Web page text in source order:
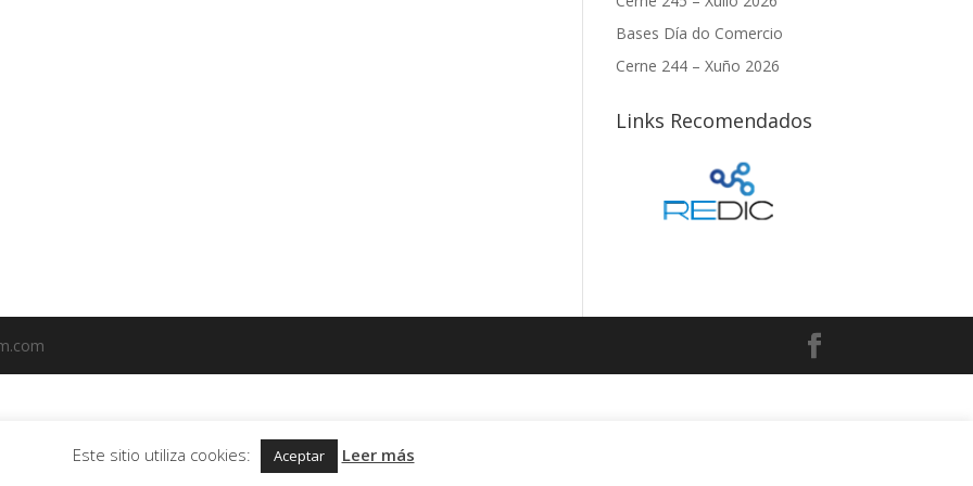
Bases Día do Comercio
Cerne 244 – Xuño 2026
Links Recomendados
Este sitio utiliza cookies: Aceptar Leer más